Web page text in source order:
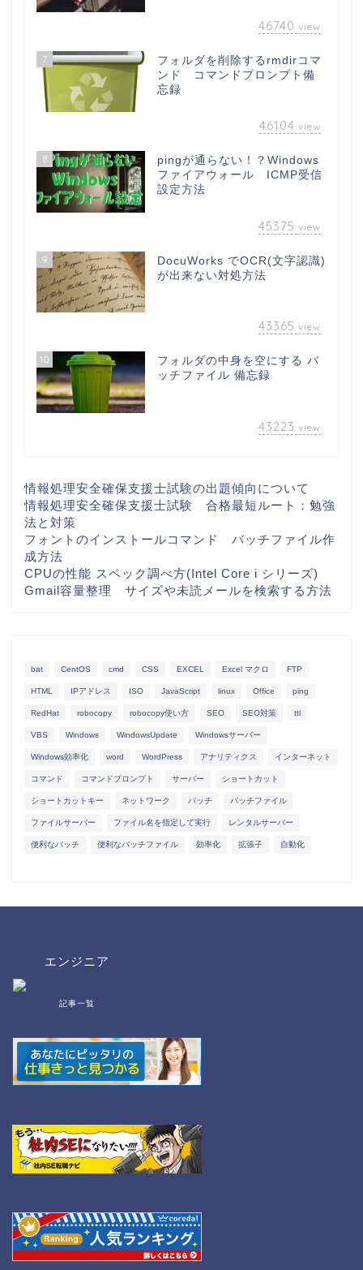
46740 view
7
フォルダを削除するrmdirコマ
ンド コマンドプロンプト備
忘録
46104 view
8
pingが通らない！？Windows
ファイアウォール ICMP受信
設定方法
45375 view
9
DocuWorks でOCR(文字認識)
が出来ない対処方法
43365 view
10
フォルダの中身を空にする バ
ッチファイル 備忘録
43223 view
情報処理安全確保支援士試験の出題傾向について
情報処理安全確保支援士試験 合格最短ルート：勉強
法と対策
フォントのインストールコマンド バッチファイル作
成方法
CPUの性能 スペック調べ方(Intel Core i シリーズ)
Gmail容量整理 サイズや未読メールを検索する方法
bat CentOS cmd CSS EXCEL Excel マクロ FTP
HTML IPアドレス ISO JavaScript linux Office ping
RedHat robocopy robocopy使い方 SEO SEO対策 ttl
VBS Windows WindowsUpdate Windowsサーバー
Windows効率化 word WordPress アナリティクス インターネット
コマンド コマンドプロンプト サーバー ショートカット
ショートカットキー ネットワーク バッチ バッチファイル
ファイルサーバー ファイル名を指定して実行 レンタルサーバー
便利なバッチ 便利なバッチファイル 効率化 拡張子 自動化
エンジニア
記事一覧